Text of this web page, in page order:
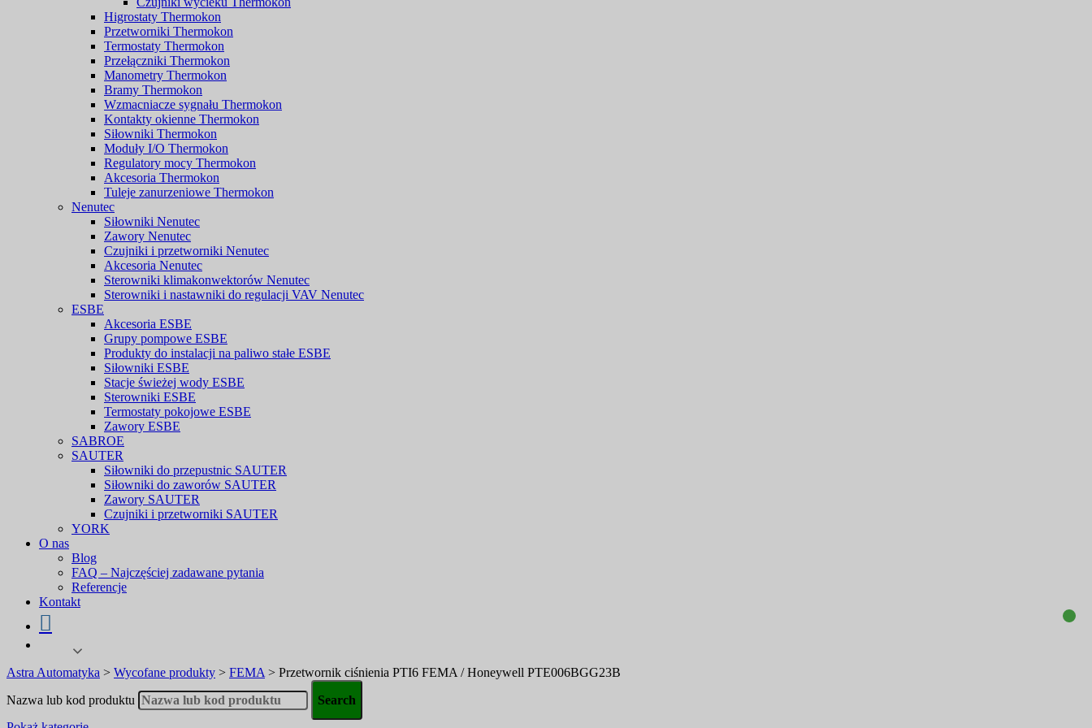
Higrostaty Thermokon
Przetworniki Thermokon
Termostaty Thermokon
Przełączniki Thermokon
Manometry Thermokon
Bramy Thermokon
Wzmacniacze sygnału Thermokon
Kontakty okienne Thermokon
Siłowniki Thermokon
Moduły I/O Thermokon
Regulatory mocy Thermokon
Akcesoria Thermokon
Tuleje zanurzeniowe Thermokon
Nenutec
Siłowniki Nenutec
Zawory Nenutec
Czujniki i przetworniki Nenutec
Akcesoria Nenutec
Sterowniki klimakonwektorów Nenutec
Sterowniki i nastawniki do regulacji VAV Nenutec
ESBE
Akcesoria ESBE
Grupy pompowe ESBE
Produkty do instalacji na paliwo stałe ESBE
Siłowniki ESBE
Stacje świeżej wody ESBE
Sterowniki ESBE
Termostaty pokojowe ESBE
Zawory ESBE
SABROE
SAUTER
Siłowniki do przepustnic SAUTER
Siłowniki do zaworów SAUTER
Zawory SAUTER
Czujniki i przetworniki SAUTER
YORK
O nas
Blog
FAQ – Najczęściej zadawane pytania
Referencje
Kontakt
Astra Automatyka > Wycofane produkty > FEMA > Przetwornik ciśnienia PTI6 FEMA / Honeywell PTE006BGG23B
Nazwa lub kod produktu